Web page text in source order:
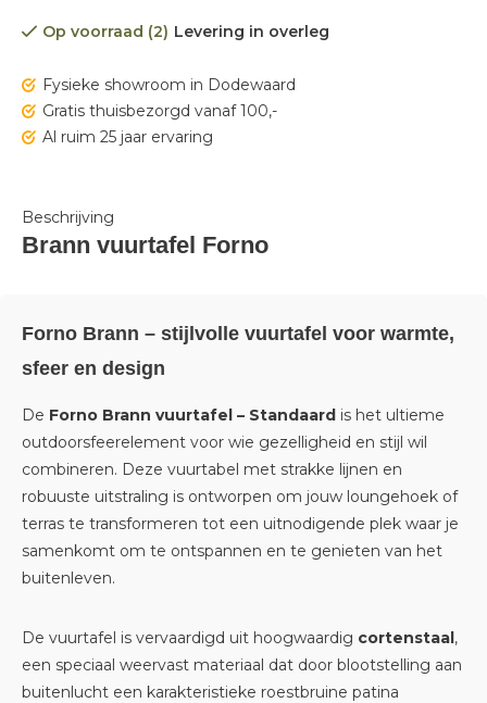
Op voorraad (2) Levering in overleg
Fysieke showroom in Dodewaard
Gratis thuisbezorgd vanaf 100,-
Al ruim 25 jaar ervaring
Beschrijving
Brann vuurtafel Forno
Forno Brann – stijlvolle vuurtafel voor warmte,
sfeer en design
De Forno Brann vuurtafel – Standaard is het ultieme
outdoor­sfeerelement voor wie gezelligheid en stijl wil
combineren. Deze vuurtabel met strakke lijnen en
robuuste uitstraling is ontworpen om jouw loungehoek of
terras te transformeren tot een uitnodigende plek waar je
samenkomt om te ontspannen en te genieten van het
buitenleven.
De vuurtafel is vervaardigd uit hoogwaardig cortenstaal,
een speciaal weervast materiaal dat door blootstelling aan
buitenlucht een karakteristieke roestbruine patina